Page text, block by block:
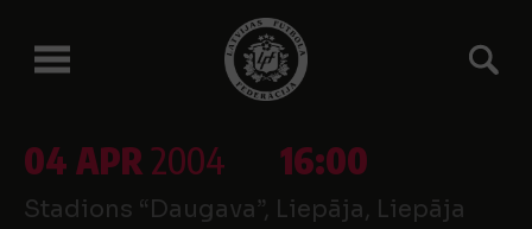
04 APR2004 16:00
Stadions “Daugava”, Liepāja, Liepāja